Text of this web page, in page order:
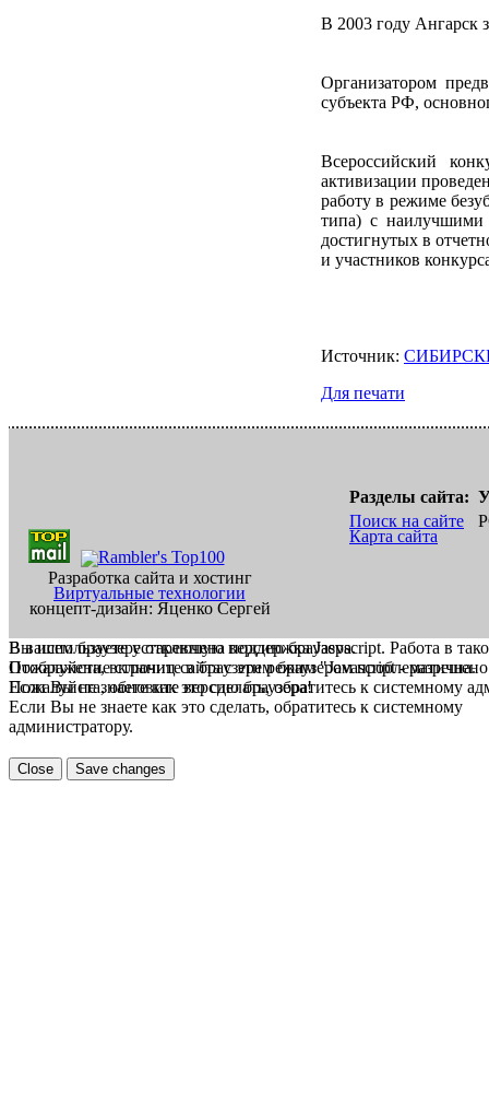
В 2003 году Ангарск
Организатором
субъекта РФ,
Всероссийский
активизации
работу в режиме
типа) с наилучшими
достигнутых в
и участников
Источник:
Для печати
Разработка сайта и хостинг
Виртуальные технологии
концепт-дизайн: Яценко Сергей
Разделы сайта:
Поиск на сайте
Карта сайта
В вашем браузере отключена поддержка Jasvscript. Работа в
Пожалуйста, включите в браузере режим "Javascript -
Если Вы не знаете как это сделать, обратитесь к системному
Вы используете устаревшую версию браузера.
Отображение страниц сайта с этим браузером проблематична.
Пожалуйста, обновите версию браузера!
Если Вы не знаете как это сделать, обратитесь к системному
администратору.
Close Save changes